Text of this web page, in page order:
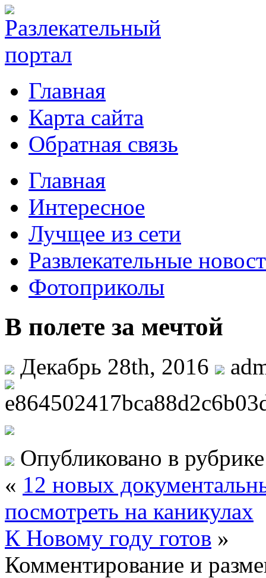
Главная
Карта сайта
Обратная связь
Главная
Интересное
Лучщее из сети
Развлекательные
Фотоприколы
В полете за мечтой
Декабрь 28th, 2016
Опубликовано в
« 12 новых
посмотреть на каникулах
К Новому году готов »
Комментирование и